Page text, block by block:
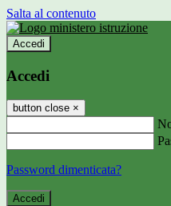
Salta al contenuto
Accedi
Accedi
button close ×
Password dimenticata?